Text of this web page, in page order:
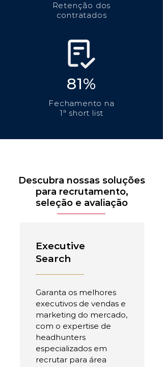
Retenção dos
contratados
81%
Fechamento na
1ª short list
Descubra nossas soluções
para recrutamento,
seleção e avaliação
Executive
Search
Garanta os melhores
executivos de vendas e
marketing do mercado,
com o expertise de
headhunters
especializados em
recrutar para área